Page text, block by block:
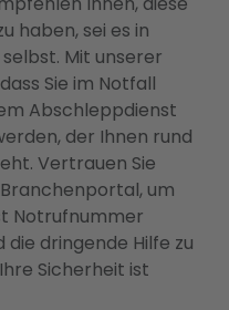
haben, sei es in
Mit unserer
Sie im Notfall
Abschleppdienst
der Ihnen rund
Vertrauen Sie
um
Notrufnummer
dringende Hilfe zu
Sicherheit ist